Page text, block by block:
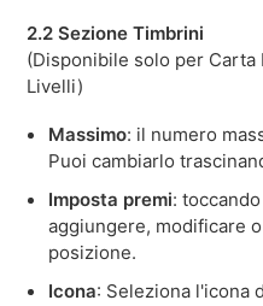
2.2 Sezione Timbrini
(Disponibile solo per Carta
Livelli)
Massimo: il numero
Puoi cambiarlo
Imposta premi:
aggiungere, modificare
posizione.
Icona: Seleziona l'icona